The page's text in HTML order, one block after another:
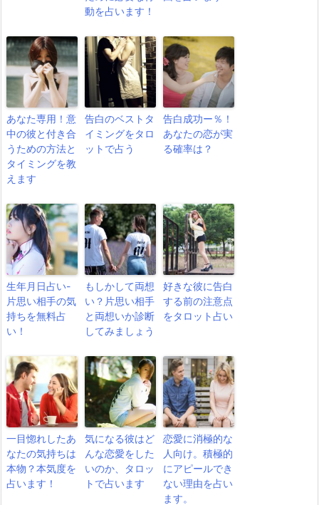
動を占います！
あなた専用！意
中の彼と付き合
うための方法と
タイミングを教
えます
告白のベストタ
イミングをタロ
ットで占う
告白成功ー％！
あなたの恋が実
る確率は？
生年月日占い-
片思い相手の気
持ちを無料占
い！
もしかして両想
い？片思い相手
と両想いか診断
してみましょう
好きな彼に告白
する前の注意点
をタロット占い
一目惚れしたあ
なたの気持ちは
本物？本気度を
占います！
気になる彼はど
んな恋愛をした
いのか、タロッ
トで占います
恋愛に消極的な
人向け。積極的
にアピールでき
ない理由を占い
ます。